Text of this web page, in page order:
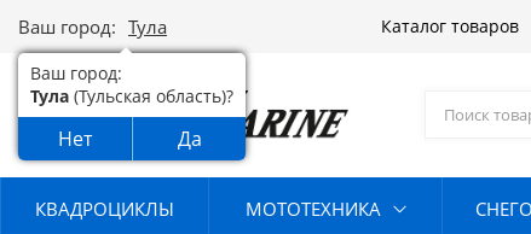
Ваш город: Тула
Ваш город:
Тула (Тульская область)?
Нет Да
Каталог товаров
КВАДРОЦИКЛЫ МОТОТЕХНИКА